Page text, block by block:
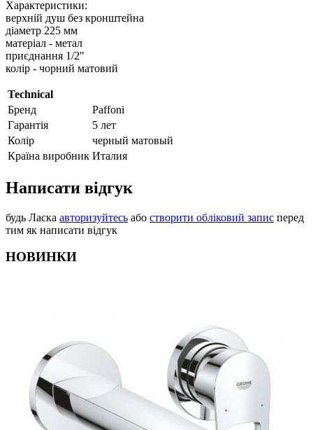
Характеристики:
верхній душ без кронштейна
діаметр 225 мм
матеріал - метал
приєднання 1/2"
колір - чорний матовий
Technical
Бренд
Paffoni
Гарантія
5 лет
Колір
черный матовый
Країна виробник Италия
Написати відгук
будь Ласка авторизуйтесь або створити обліковий запис перед
тим як написати відгук
НОВИНКИ